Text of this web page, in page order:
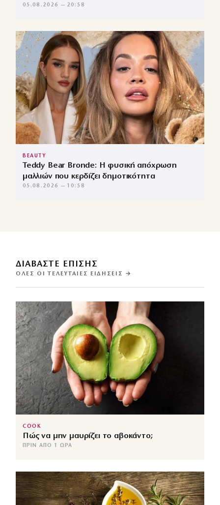
05.08.2026 — 20:58
BEAUTY
Teddy Bear Bronde: Η φυσική απόχρωση
μαλλιών που κερδίζει δημοτικότητα
05.08.2026 — 10:58
ΔΙΑΒΑΣΤΕ ΕΠΙΣΗΣ
ΌΛΕΣ ΟΙ ΤΕΛΕΥΤΑΊΕΣ ΕΙΔΉΣΕΙΣ →
COOK
Πώς να μην μαυρίζει το αβοκάντο;
ΠΡΙΝ ΑΠΌ 1 ΏΡΑ